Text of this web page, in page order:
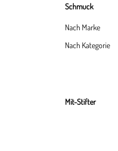
Schmuck
Nach Marke
Nach Kategorie
Mit-Stifter